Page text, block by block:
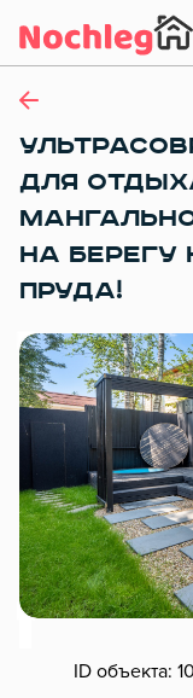
ДЛЯ
НА БЕРЕГУ
ПРУДА!
ID объекта: